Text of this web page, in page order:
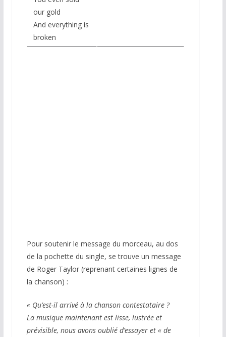
our gold
And everything is
broken
Pour soutenir le message du morceau, au dos
de la pochette du single, se trouve un message
de Roger Taylor (reprenant certaines lignes de
la chanson) :
« Qu’est-il arrivé à la chanson contestataire ?
La musique maintenant est lisse, lustrée et
prévisible, nous avons oublié d’essayer et « de